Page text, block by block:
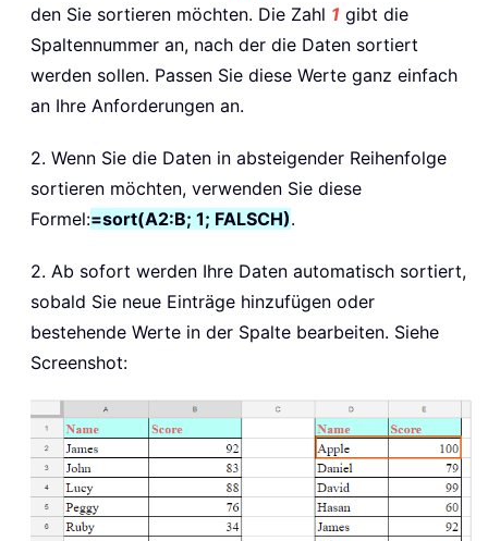
den Sie sortieren möchten. Die Zahl 1 gibt die
Spaltennummer an, nach der die Daten sortiert
werden sollen. Passen Sie diese Werte ganz einfach
an Ihre Anforderungen an.
2. Wenn Sie die Daten in absteigender Reihenfolge
sortieren möchten, verwenden Sie diese
Formel:=sort(A2:B; 1; FALSCH).
2. Ab sofort werden Ihre Daten automatisch sortiert,
sobald Sie neue Einträge hinzufügen oder
bestehende Werte in der Spalte bearbeiten. Siehe
Screenshot: